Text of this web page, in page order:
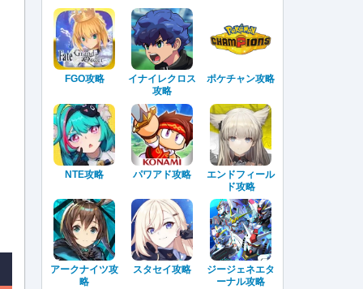
FGO攻略
イナイレクロス
攻略
ポケチャン攻略
NTE攻略 パワアド攻略
エンドフィール
ド攻略
アークナイツ攻
略
スタセイ攻略
ジージェネエタ
ーナル攻略